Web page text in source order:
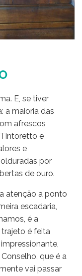
E, se tiver
a maioria das
afrescos
e
e
por
de ouro.
atenção a ponto
escadaria,
é a
trajeto é feita
que é a
vai passar